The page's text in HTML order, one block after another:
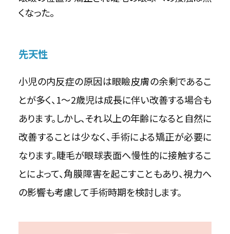
くなった。
先天性
小児の内反症の原因は眼瞼皮膚の余剰であるこ
とが多く、1～2歳児は成長に伴い改善する場合も
あります。しかし、それ以上の年齢になると自然に
改善することは少なく、手術による矯正が必要に
なります。睫毛が眼球表面へ慢性的に接触するこ
とによって、角膜障害を起こすこともあり、視力へ
の影響も考慮して手術時期を検討します。